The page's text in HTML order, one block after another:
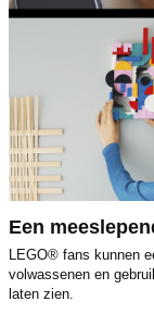
Een
LEGO® fans kunnen
volwassenen en
laten zien.